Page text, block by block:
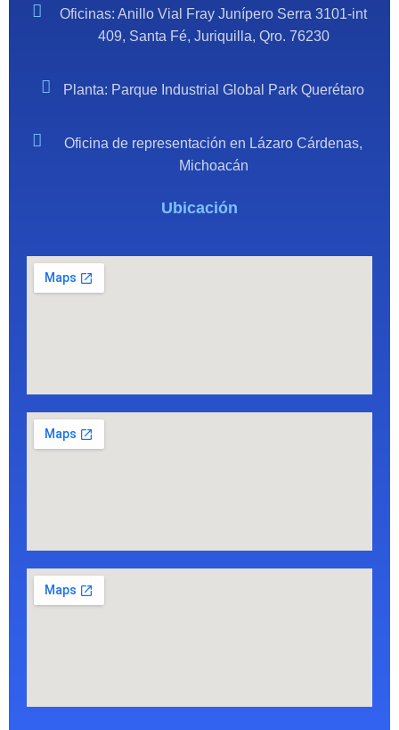
Oficinas: Anillo Vial Fray Junípero Serra 3101-int
409, Santa Fé, Juriquilla, Qro. 76230
Planta: Parque Industrial Global Park Querétaro
Oficina de representación en Lázaro Cárdenas,
Michoacán
Ubicación